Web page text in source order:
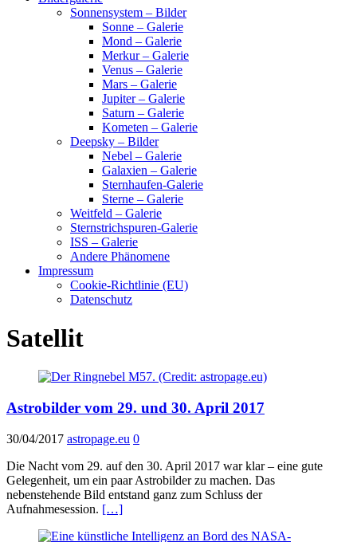
Sonnensystem – Bilder
Sonne – Galerie
Mond – Galerie
Merkur – Galerie
Venus – Galerie
Mars – Galerie
Jupiter – Galerie
Saturn – Galerie
Kometen – Galerie
Deepsky – Bilder
Nebel – Galerie
Galaxien – Galerie
Sternhaufen-Galerie
Sterne – Galerie
Weitfeld – Galerie
Sternstrichspuren-Galerie
ISS – Galerie
Andere Phänomene
Impressum
Cookie-Richtlinie (EU)
Datenschutz
Satellit
Astrobilder vom 29. und 30. April 2017
30/04/2017 astropage.eu 0
Die Nacht vom 29. auf den 30. April 2017 war klar – eine gute
Gelegenheit, um ein paar Astrobilder zu machen. Das
nebenstehende Bild entstand ganz zum Schluss der
Aufnahmesession. […]